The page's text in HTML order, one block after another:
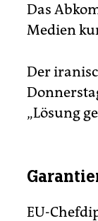
Das
Medien
Der
„Lösung
EU-